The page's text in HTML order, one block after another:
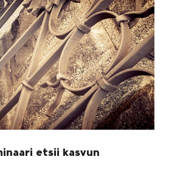
etsii kasvun